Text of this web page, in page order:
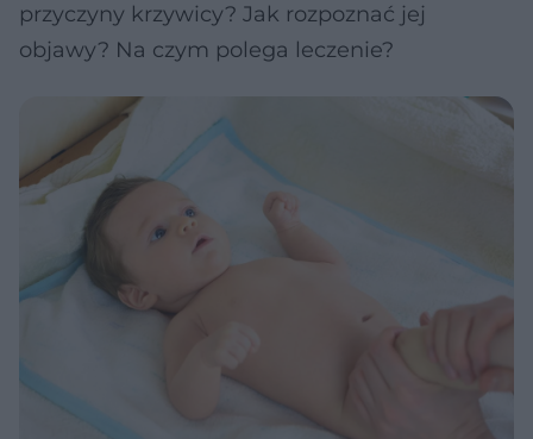
przyczyny krzywicy? Jak rozpoznać jej
objawy? Na czym polega leczenie?